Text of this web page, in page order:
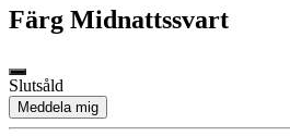
Färg Midnattssvart
Slutsåld
Meddela mig